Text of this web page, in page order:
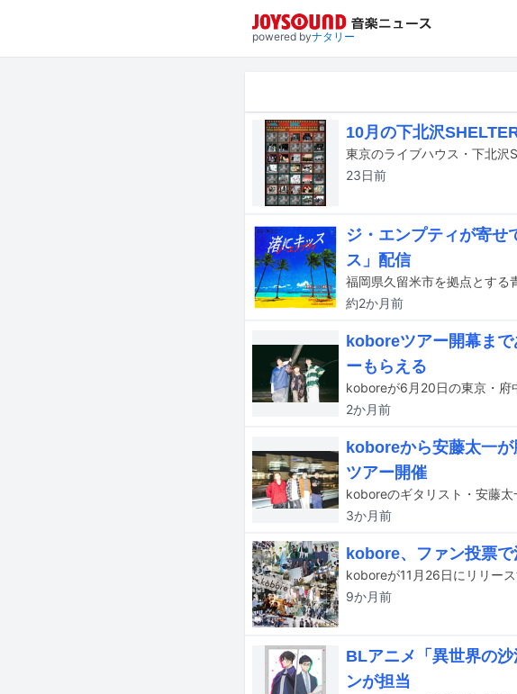
powered byナタリー
10月の下北沢
23日前
ジ・エンプティが寄せ
ス」配信
約2か月前
koboreツアー開幕ま
ーもらえる
2か月前
koboreから安藤太一
ツアー開催
koboreのギタリスト・安藤太
3か月前
kobore、ファン投票
9か月前
BLアニメ「異世界の
ンが担当